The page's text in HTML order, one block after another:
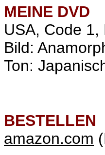
MEINE DVD
USA, Code 1,
Bild:
Ton:
BESTELLEN
amazon.com